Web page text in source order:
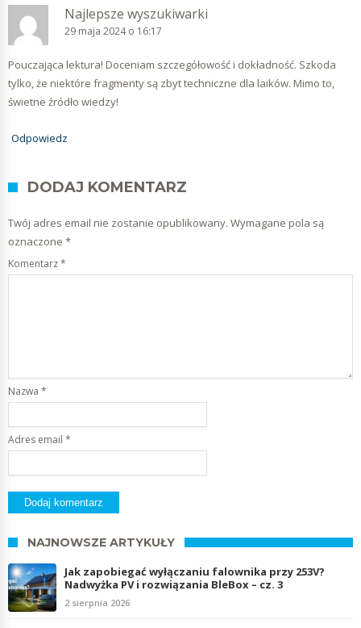
Najlepsze wyszukiwarki
29 maja 2024 o 16:17
Pouczająca lektura! Doceniam szczegółowość i dokładność. Szkoda
tylko, że niektóre fragmenty są zbyt techniczne dla laików. Mimo to,
świetne źródło wiedzy!
Odpowiedz
DODAJ KOMENTARZ
Twój adres email nie zostanie opublikowany. Wymagane pola są
oznaczone *
Komentarz*
Nazwa *
Adres email *
NAJNOWSZE ARTYKUŁY
Jak zapobiegać wyłączaniu falownika przy 253V?
Nadwyżka PV i rozwiązania BleBox – cz. 3
2 sierpnia 2026